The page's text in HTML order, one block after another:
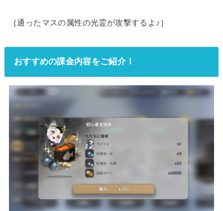
｛通ったマスの属性の光霊が攻撃するよ♪｝
おすすめの課金内容をご紹介！